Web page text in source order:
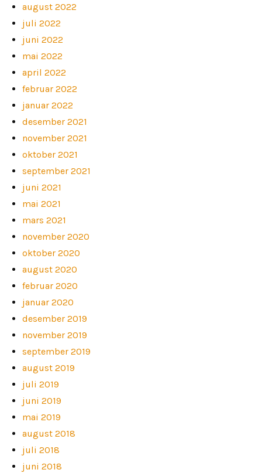
august 2022
juli 2022
juni 2022
mai 2022
april 2022
februar 2022
januar 2022
desember 2021
november 2021
oktober 2021
september 2021
juni 2021
mai 2021
mars 2021
november 2020
oktober 2020
august 2020
februar 2020
januar 2020
desember 2019
november 2019
september 2019
august 2019
juli 2019
juni 2019
mai 2019
august 2018
juli 2018
juni 2018